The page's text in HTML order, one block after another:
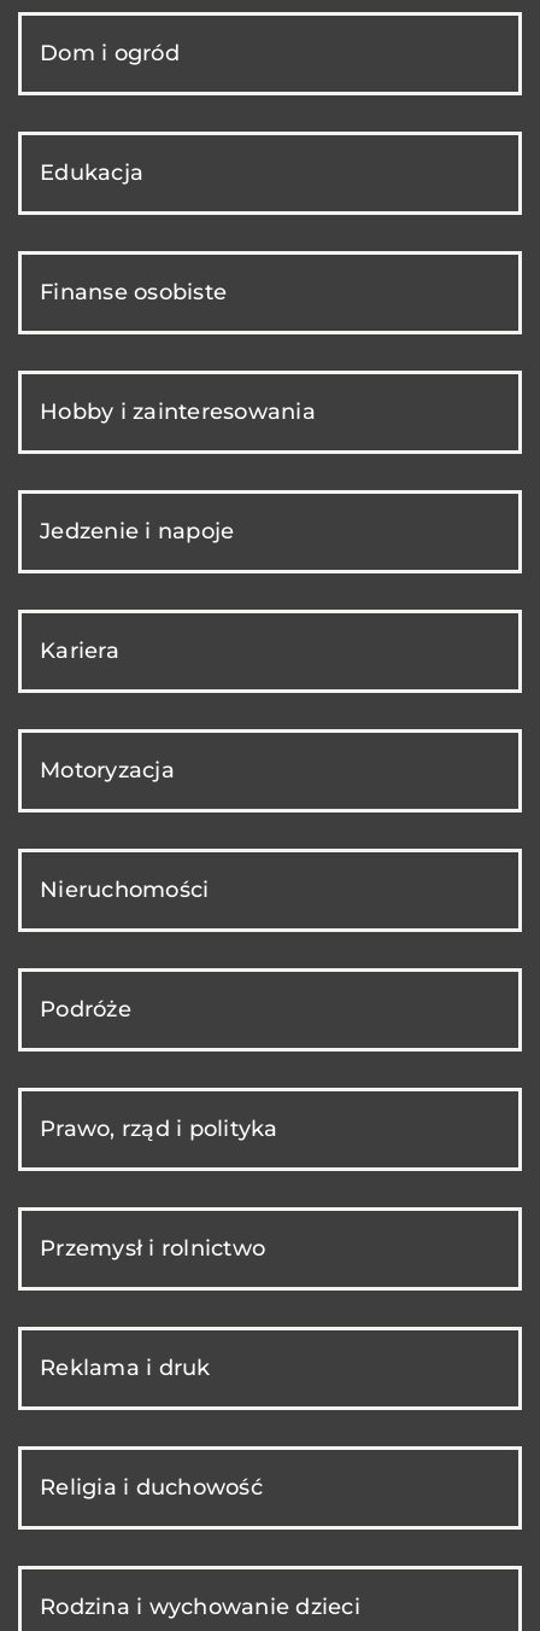
Dom i ogród
Edukacja
Finanse osobiste
Hobby i zainteresowania
Jedzenie i napoje
Kariera
Motoryzacja
Nieruchomości
Podróże
Prawo, rząd i polityka
Przemysł i rolnictwo
Reklama i druk
Religia i duchowość
Rodzina i wychowanie dzieci